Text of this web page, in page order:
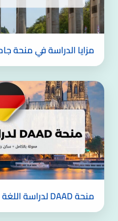
مزايا الدراسة في منحة
منحة DAAD لدراسة اللغة الألمانية